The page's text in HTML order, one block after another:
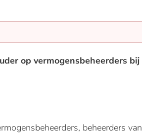
op vermogensbeheerders bij
beheerders van